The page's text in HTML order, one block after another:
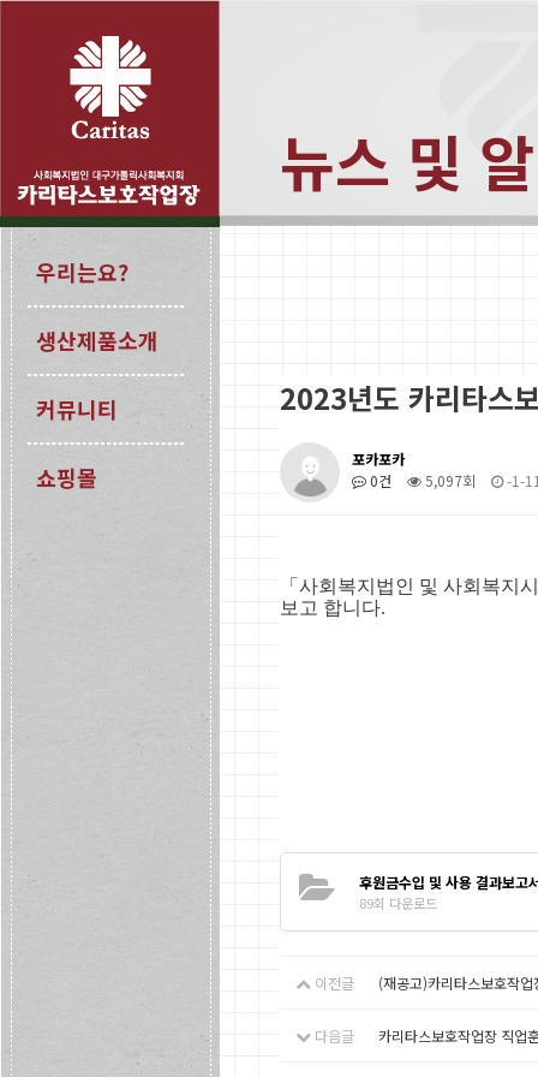
우리는요?
생산제품소개
커뮤니티
쇼핑몰
뉴스 및
2023년도 카리타스
포카포카
0건
5,097회 -1-
「 사회복지법인 및 사회복지
보고 합니다.
후원금수입 및 사용 결과보
89회 다운로드
이전글 (재공고)카리타스보호작
다음글 카리타스보호작업장 직업